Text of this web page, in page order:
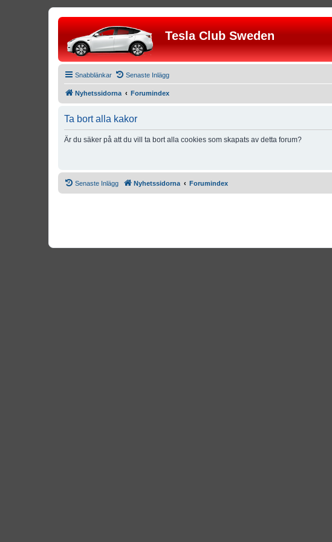
Tesla Club Sweden
Snabblänkar Senaste Inlägg
Nyhetssidorna Forumindex
Ta bort alla kakor
Är du säker på att du vill ta bort alla cookies som skapats av detta forum?
Senaste Inlägg Nyhetssidorna Forumindex